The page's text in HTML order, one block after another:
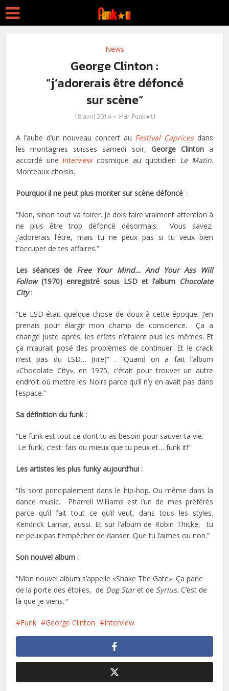
News
George Clinton :
“j’adorerais être défoncé
sur scène”
18 avril 2014 Par Funk★U
A l’aube d’un nouveau concert au Festival Capricesdans
les montagnes suisses samedi soir, George Clintona
accordé uneinterview cosmique au quotidien Le Matin.
Morceaux choisis.
Pourquoi il ne peut plus monter sur scène défoncé :
“Non, sinon tout va foirer. Je dois faire vraiment attention à
ne plus être trop défoncé désormais. Vous savez,
j’adorerais l’être, mais tu ne peux pas si tu veux bien
t’occuper de tes affaires.”
Les séances de Free Your Mind… And Your Ass Will
Follow(1970) enregistré sous LSD et l’album Chocolate
City:
“Le LSD était quelque chose de doux à cette époque. J’en
prenais pour élargir mon champ de conscience. Ça a
changé juste après, les effets n’étaient plus les mêmes. Et
ça m’aurait posé des problèmes de continuer. Et le crack
n’est pas du LSD… (rire)” . “Quand on a fait l’album
«Chocolate City», en 1975, c’était pour trouver un autre
endroit où mettre les Noirs parce qu’il n’y en avait pas dans
l’espace.”
Sa définition du funk :
“Le funk est tout ce dont tu as besoin pour sauver ta vie.
Le funk, c’est: fais du mieux que tu peux et… funk it!”
Les artistes les plus funky aujourd’hui :
“Ils sont principalement dans le hip-hop. Ou même dans la
dance music. Pharrell Williams est l’un de mes préférés
parce qu’il fait tout ce qu’il veut, dans tous les styles.
Kendrick Lamar, aussi. Et sur l’album de Robin Thicke, tu
ne peux pas t’empêcher de danser. Que tu l’aimes ou non.”
Son nouvel album :
“Mon nouvel album s’appelle «Shake The Gate». Ça parle
de la porte des étoiles, de Dog Staret de Syrius. C’est de
là que je viens.“
Funk George Clinton Interview